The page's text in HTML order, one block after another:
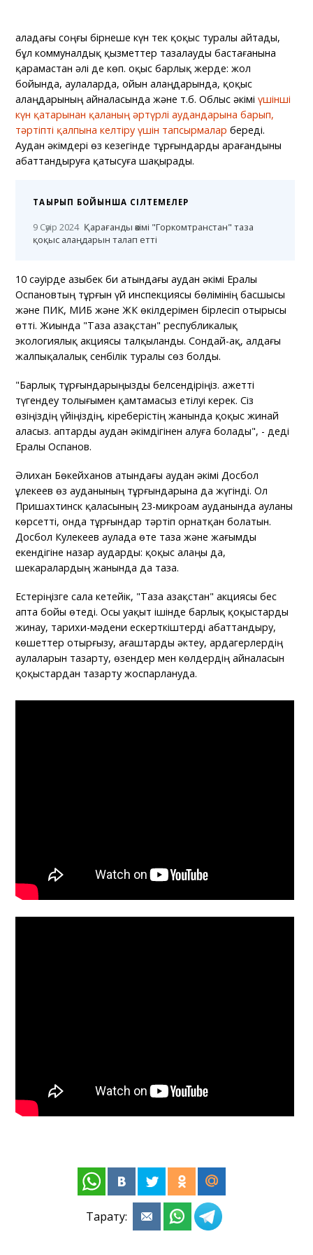
Қаладағы соңғы бірнеше күн тек қоқыс туралы айтады,
бұл коммуналдық қызметтер тазалауды бастағанына
қарамастан әлі де көп. Қоқыс барлық жерде: жол
бойында, аулаларда, ойын алаңдарында, қоқыс
алаңдарының айналасында және т.б. Облыс әкіміүшінші
күн қатарынан қаланың әртүрлі аудандарына барып,
тәртіпті қалпына келтіру үшін тапсырмалар береді.
Аудан әкімдері өз кезегінде тұрғындарды Қарағандыны
абаттандыруға қатысуға шақырады.
ТАҚЫРЫП БОЙЫНША СІЛТЕМЕЛЕР
9 Сәуір 2024 Қарағанды әкімі "Горкомтранстан" таза
қоқыс алаңдарын талап етті
10 сәуірде Қазыбек би атындағы аудан әкімі Ералы
Оспановтың тұрғын үй инспекциясы бөлімінің басшысы
және ПИК, МИБ және ЖК өкілдерімен бірлесіп отырысы
өтті. Жиында "Таза Қазақстан" республикалық
экологиялық акциясы талқыланды. Сондай-ақ, алдағы
жалпықалалық сенбілік туралы сөз болды.
"Барлық тұрғындарыңызды белсендіріңіз. Қажетті
түгендеу толығымен қамтамасыз етілуі керек. Сіз
өзіңіздің үйіңіздің, кіреберістің жанында қоқыс жинай
аласыз. Қаптарды аудан әкімдігінен алуға болады", - деді
Ералы Оспанов.
Әлихан Бөкейханов атындағы аудан әкімі Досбол
Құлекеев өз ауданының тұрғындарына да жүгінді. Ол
Пришахтинск қаласының 23-микроам ауданында ауланы
көрсетті, онда тұрғындар тәртіп орнатқан болатын.
Досбол Кулекеев аулада өте таза және жағымды
екендігіне назар аударды: қоқыс алаңы да,
шекаралардың жанында да таза.
Естеріңізге сала кетейік, "Таза Қазақстан" акциясы бес
апта бойы өтеді. Осы уақыт ішінде барлық қоқыстарды
жинау, тарихи-мәдени ескерткіштерді абаттандыру,
көшеттер отырғызу, ағаштарды әктеу, ардагерлердің
аулаларын тазарту, өзендер мен көлдердің айналасын
қоқыстардан тазарту жоспарлануда.
Тарату: